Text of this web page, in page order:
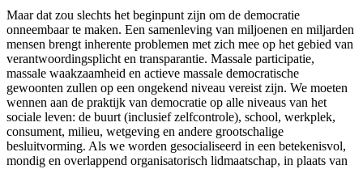
Maar dat zou slechts het beginpunt zijn om de democratie
onneembaar te maken. Een samenleving van miljoenen en miljarden
mensen brengt inherente problemen met zich mee op het gebied van
verantwoordingsplicht en transparantie. Massale participatie,
massale waakzaamheid en actieve massale democratische
gewoonten zullen op een ongekend niveau vereist zijn. We moeten
wennen aan de praktijk van democratie op alle niveaus van het
sociale leven: de buurt (inclusief zelfcontrole), school, werkplek,
consument, milieu, wetgeving en andere grootschalige
besluitvorming. Als we worden gesocialiseerd in een betekenisvol,
mondig en overlappend organisatorisch lidmaatschap, in plaats van